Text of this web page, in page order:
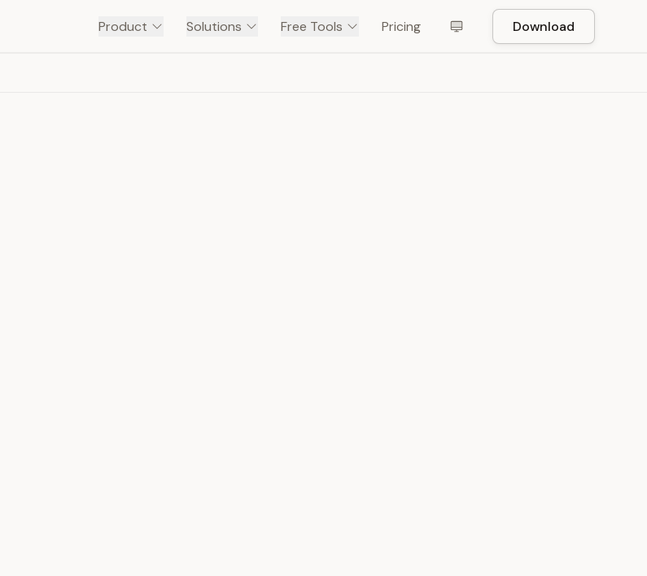
Product Solutions Free Tools Pricing Download